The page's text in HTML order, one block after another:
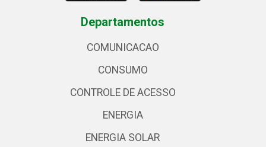
Departamentos
COMUNICACAO
CONSUMO
CONTROLE DE ACESSO
ENERGIA
ENERGIA SOLAR